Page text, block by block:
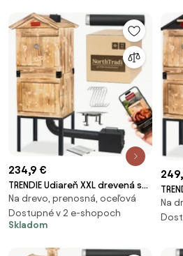
234,9 €
TRENDIE Udiareň XXL drevená s
kovovým komínom
Na drevo, prenosná, oceľová
Dostupné v 2 e-shopoch
Skladom
Na